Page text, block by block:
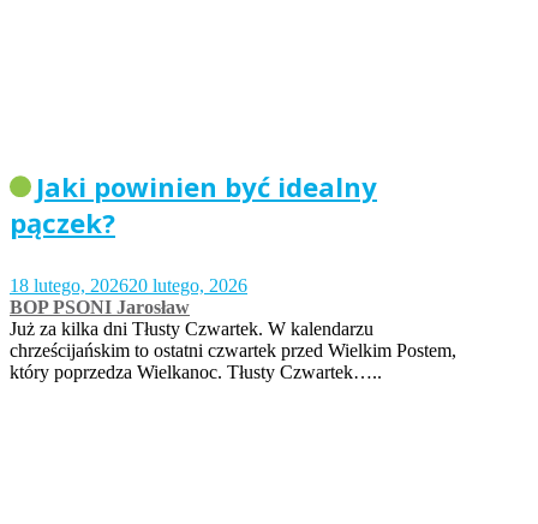
Jaki powinien być idealny
pączek?
18 lutego, 202620 lutego, 2026
BOP PSONI Jarosław
Już za kilka dni Tłusty Czwartek. W kalendarzu
chrześcijańskim to ostatni czwartek przed Wielkim Postem,
który poprzedza Wielkanoc. Tłusty Czwartek…..